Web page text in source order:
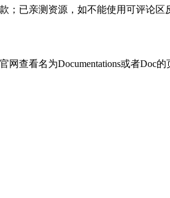
已亲测资源，如不能使用可评论
查看名为Documentations或者Doc